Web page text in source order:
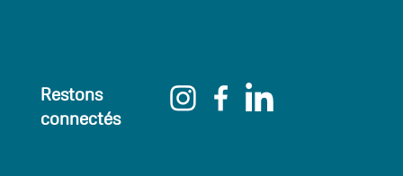
Restons
connectés